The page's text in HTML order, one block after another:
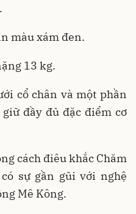
màu xám đen.
13 kg.
cổ chân và một phần
đầy đủ đặc điểm cơ
cách điêu khắc Chăm
sự gần gũi với nghệ
Mê Kông.